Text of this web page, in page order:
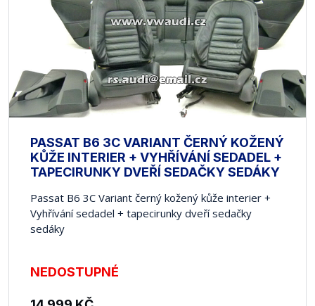
PASSAT B6 3C VARIANT ČERNÝ KOŽENÝ
KŮŽE INTERIER + VYHŘÍVÁNÍ SEDADEL +
TAPECIRUNKY DVEŘÍ SEDAČKY SEDÁKY
Passat B6 3C Variant černý kožený kůže interier +
Vyhřívání sedadel + tapecirunky dveří sedačky
sedáky
NEDOSTUPNÉ